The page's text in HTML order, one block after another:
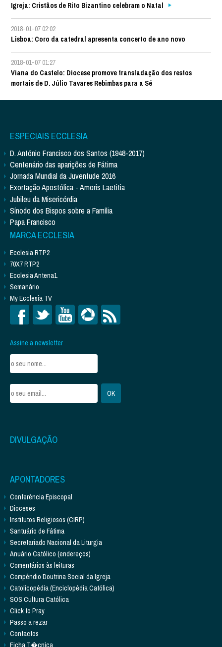
Igreja: Cristãos de Rito Bizantino celebram o Natal
2018-01-07 02:02
Lisboa: Coro da catedral apresenta concerto de ano novo
2018-01-07 01:27
Viana do Castelo: Diocese promove transladação dos restos
mortais de D. Júlio Tavares Rebimbas para a Sé
ESPECIAIS ECCLESIA
D. António Francisco dos Santos (1948-2017)
Centenário das aparições de Fátima
Jornada Mundial da Juventude 2016
Exortação Apostólica - Amoris Laetitia
Jubileu da Misericórdia
Sínodo dos Bispos sobre a Família
Papa Francisco
MARCA ECCLESIA
Ecclesia RTP2
70X7 RTP2
Ecclesia Antena1
Semanário
My Ecclesia TV
Assine a newsletter
DIVULGAÇÃO
APONTADORES
Conferência Episcopal
Dioceses
Institutos Religiosos (CIRP)
Santuário de Fátima
Secretariado Nacional da Liturgia
Anuário Católico (endereços)
Comentários às leituras
Compêndio Doutrina Social da Igreja
Catolicopédia (Enciclopédia Católica)
SOS Cultura Católica
Click to Pray
Passo a rezar
Contactos
Ficha T�cnica